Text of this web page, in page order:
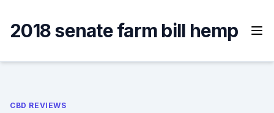
content
2018 senate farm bill hemp
CBD REVIEWS